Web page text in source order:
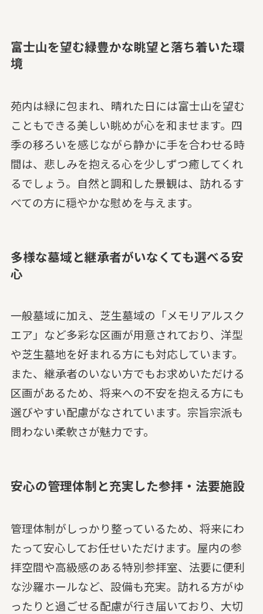
富士山を望む緑豊かな眺望と落ち着いた環
境
苑内は緑に包まれ、晴れた日には富士山を望む
こともできる美しい眺めが心を和ませます。四
季の移ろいを感じながら静かに手を合わせる時
間は、悲しみを抱える心を少しずつ癒してくれ
るでしょう。自然と調和した景観は、訪れるす
べての方に穏やかな慰めを与えます。
多様な墓域と継承者がいなくても選べる安
心
一般墓域に加え、芝生墓域の「メモリアルスク
エア」など多彩な区画が用意されており、洋型
や芝生墓地を好まれる方にも対応しています。
また、継承者のいない方でもお求めいただける
区画があるため、将来への不安を抱える方にも
選びやすい配慮がなされています。宗旨宗派も
問わない柔軟さが魅力です。
安心の管理体制と充実した参拝・法要施設
管理体制がしっかり整っているため、将来にわ
たって安心してお任せいただけます。屋内の参
拝空間や高級感のある特別参拝室、法要に便利
な沙羅ホールなど、設備も充実。訪れる方がゆ
ったりと過ごせる配慮が行き届いており、大切